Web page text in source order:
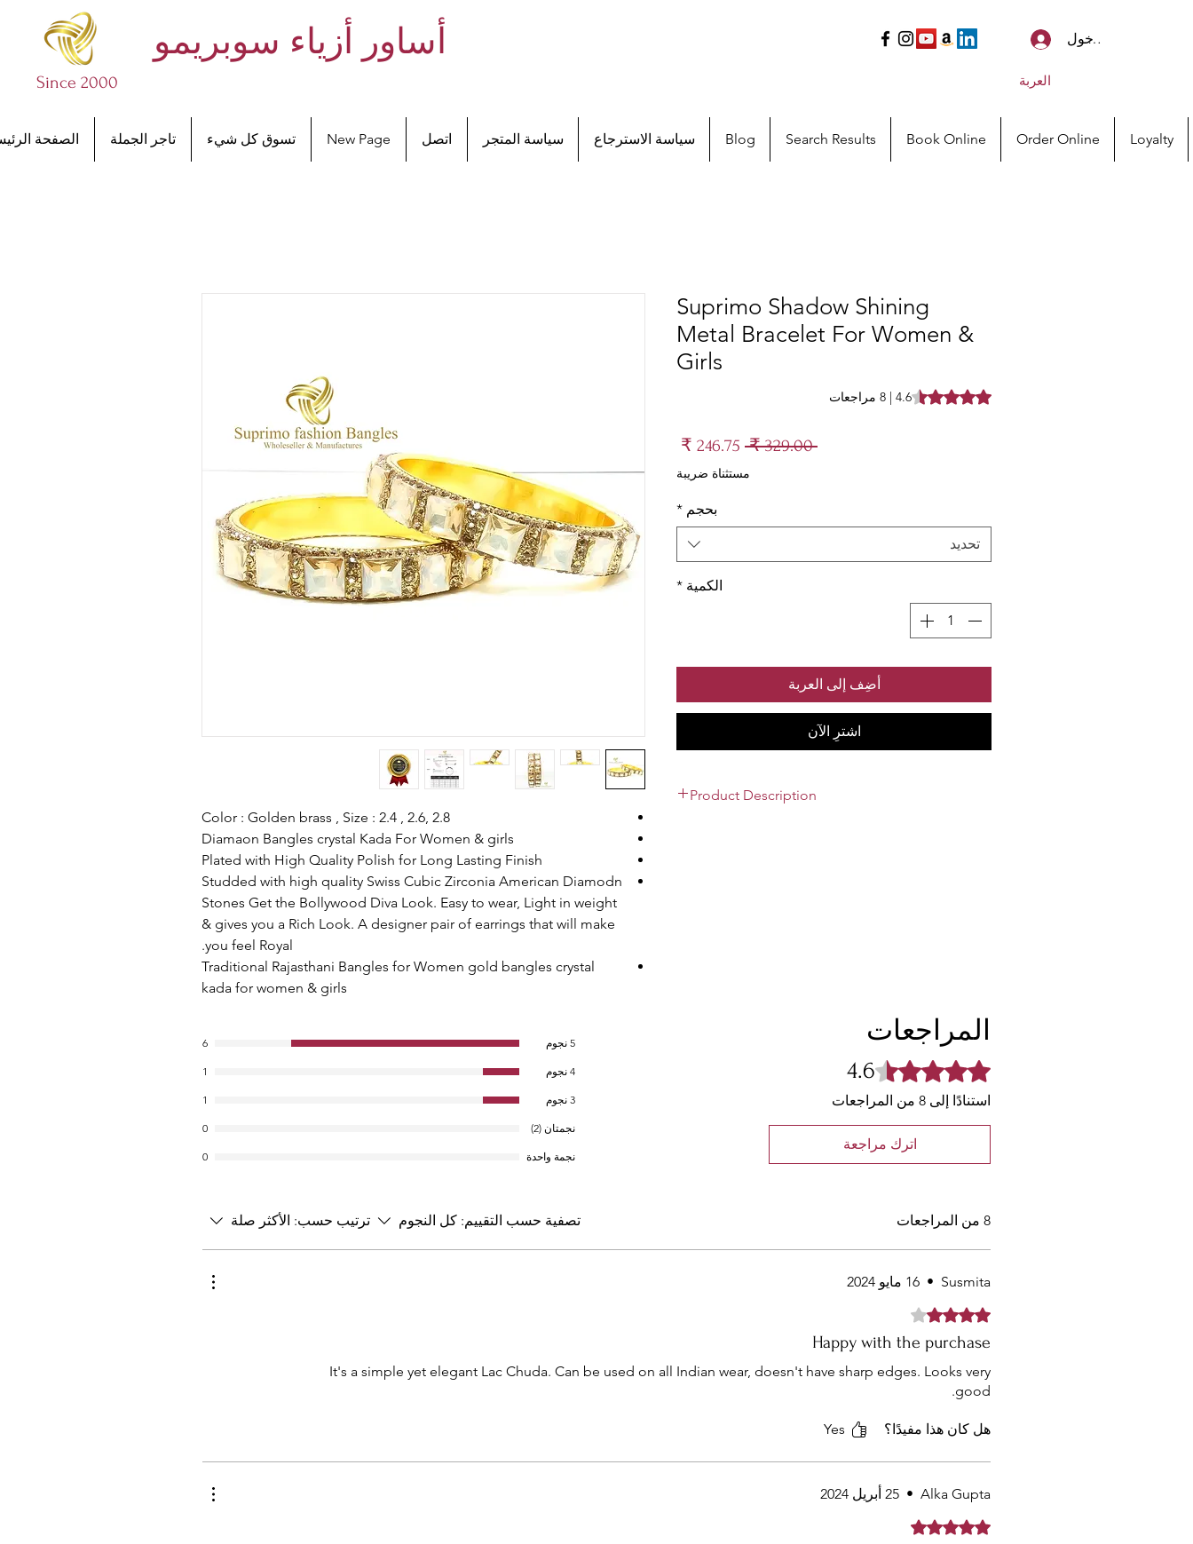
أساور أزياء سوبريمو
Since 2000
تسجيل الدخول
العربة
الصفحة تاجر الجملة تسوق كل شيء New Page اتصل سياسة المتجر سياسة الاسترجاع Blog Search Results Book Online Order Online Loyalty
Color : Golden brass , Size : 2.4 , 2.6, 2.8
Diamaon Bangles crystal Kada For Women & girls
Plated with High Quality Polish for Long Lasting Finish
Studded with high quality Swiss Cubic Zirconia American Diamodn
Stones Get the Bollywood Diva Look. Easy to wear, Light in weight
& gives you a Rich Look. A designer pair of earrings that will make
you feel Royal.
Traditional Rajasthani Bangles for Women gold bangles crystal
kada for women & girls
Suprimo Shadow Shining
Metal Bracelet For Women &
Girls
Rating is 4.6 out of five stars based on 8 reviews
4.6 | 8 مراجعات
‏329.00 ₹
سعر
عادي
البيعمستثناة ضريبة
بحجم *
تحديد
الكمية *
أضِف إلى العربة
اشترِ الآن
Product Description
المراجعات
تم التقييم بـ 4.6 من أصل 5 نجوم. 4.6
استنادًا إلى 8 من المراجعات
اترك مراجعة
5 نجوم 6
4 نجوم 1
3 نجوم 1
نجمتان (2) 0
نجمة واحدة 0
8 من المراجعات تصفية حسب التقييم: كل النجوم ترتيب حسب: الأكثر صلة
Susmita
• 16 مايو 2024
تم التقييم بـ 4 من أصل 5 نجوم.
Happy with the purchase
It's a simple yet elegant Lac Chuda. Can be used on all Indian wear, doesn't have sharp edges. Looks very
good.
هل كان هذا مفيدًا؟ Yes
Alka Gupta
• 25 أبريل 2024
تم التقييم بـ 5 من أصل 5 نجوم.